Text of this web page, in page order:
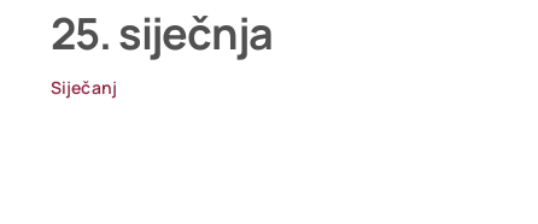
25. siječnja
Siječanj